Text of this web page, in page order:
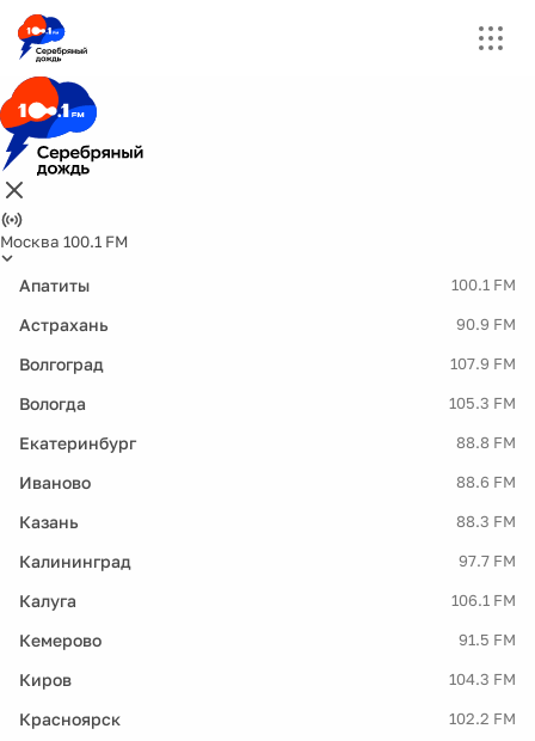
Москва 100.1 FM
Апатиты 100.1 FM
Астрахань 90.9 FM
Волгоград 107.9 FM
Вологда 105.3 FM
Екатеринбург 88.8 FM
Иваново 88.6 FM
Казань 88.3 FM
Калининград 97.7 FM
Калуга 106.1 FM
Кемерово 91.5 FM
Киров 104.3 FM
Красноярск 102.2 FM